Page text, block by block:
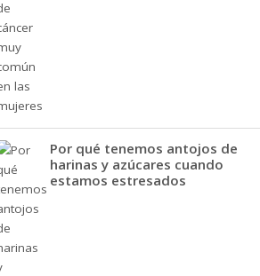
Por qué tenemos antojos de
harinas y azúcares cuando
estamos estresados